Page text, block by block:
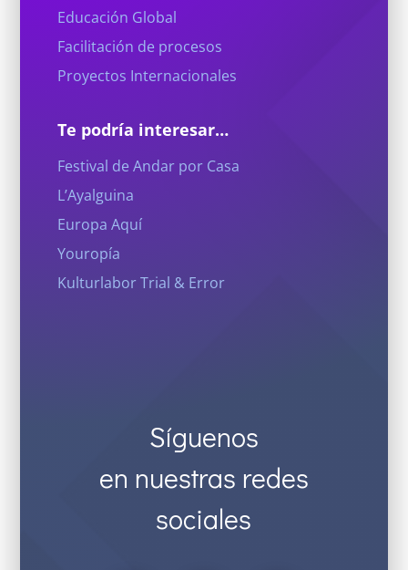
Educación Global
Facilitación de procesos
Proyectos Internacionales
Te podría interesar…
Festival de Andar por Casa
L’Ayalguina
Europa Aquí
Youropía
Kulturlabor Trial & Error
Síguenos
en nuestras redes
sociales